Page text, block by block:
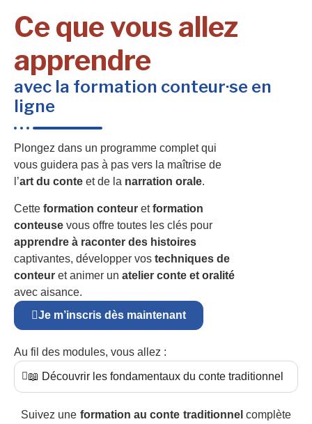
Ce que vous allez
apprendre
avec la formation conteur·se en
ligne
Plongez dans un programme complet qui
vous guidera pas à pas vers la maîtrise de
l’art du conte et de la narration orale.
Cette formation conteur etformation
conteuse vous offre toutes les clés pour
apprendre à raconter des histoires
captivantes, développer vos techniques de
conteur et animer un atelier conte et oralité
avec aisance.
Je m’inscris dès maintenant
Au fil des modules, vous allez :
📖 Découvrir les fondamentaux du conte traditionnel
Suivez une formation au conte traditionnel complète